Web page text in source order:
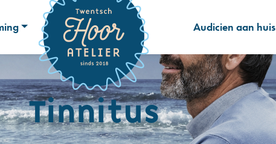
Audicien aan huis
Tinnitus